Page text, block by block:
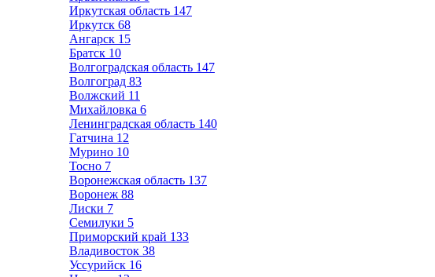
Иркутская область 147
Иркутск 68
Ангарск 15
Братск 10
Волгоградская область 147
Волгоград 83
Волжский 11
Михайловка 6
Ленинградская область 140
Гатчина 12
Мурино 10
Тосно 7
Воронежская область 137
Воронеж 88
Лиски 7
Семилуки 5
Приморский край 133
Владивосток 38
Уссурийск 16